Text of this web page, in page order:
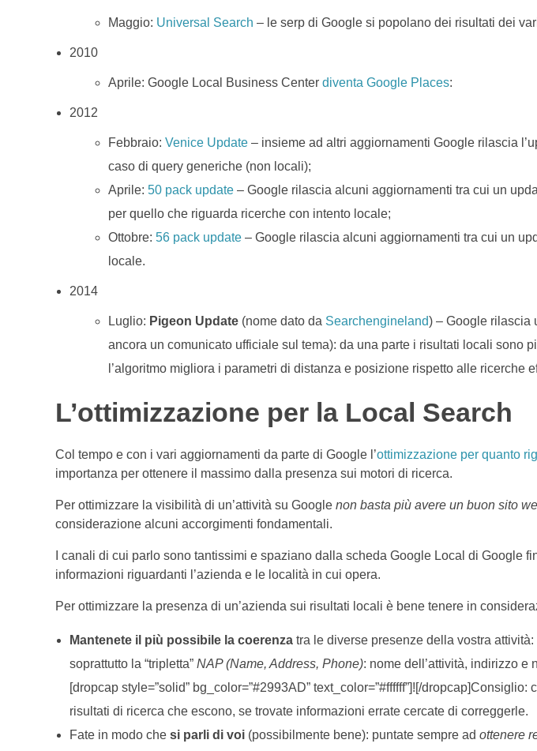
Maggio: Universal Search – le serp di Google si popolano dei risultati dei
2010
Aprile: Google Local Business Centerdiventa Google Places:
2012
Febbraio:Venice Update – insieme ad altri aggiornamenti Google rilascia
caso di query generiche (non locali);
Aprile:50 pack update – Google rilascia alcuni aggiornamenti tra cui un
per quello che riguarda ricerche con intento locale;
Ottobre:56 pack update– Google rilascia alcuni aggiornamenti tra cui un
locale.
2014
Luglio: Pigeon Update (nome dato da Searchengineland) – Google rilascia
ancora un comunicato ufficiale sul tema): da una parte i risultati locali sono
l’algoritmo migliora i parametri di distanza e posizione rispetto alle ricerche
L’ottimizzazione per la Local Search
Col tempo e con i vari aggiornamenti da parte di Google l’ottimizzazione per quanto
importanza per ottenere il massimo dalla presenza sui motori di ricerca.
Per ottimizzare la visibilità di un’attività su Google non basta più avere un buon sito
considerazione alcuni accorgimenti fondamentali.
I canali di cui parlo sono tantissimi e spaziano dalla scheda Google Local di
informazioni riguardanti l’azienda e le località in cui opera.
Per ottimizzare la presenza di un’azienda sui risultati locali è bene tenere in
Mantenete il più possibile la coerenzatra le diverse presenze della vostra
soprattutto la “tripletta” NAP (Name, Address, Phone): nome dell’attività, indirizzo e
[dropcap style=”solid” bg_color=”#2993AD” text_color=”#ffffff”]![/
risultati di ricerca che escono, se trovate informazioni errate cercate di correggerle.
Fate in modo che si parli di voi(possibilmente bene): puntate sempre ad ottenere